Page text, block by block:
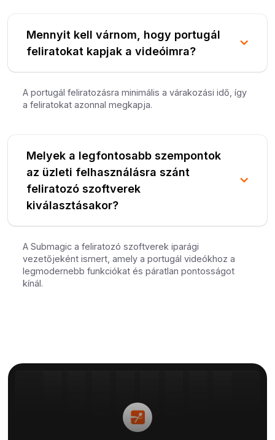
Mennyit kell várnom, hogy portugál
feliratokat kapjak a videóimra?
A portugál feliratozásra minimális a várakozási idő, így
a feliratokat azonnal megkapja.
Melyek a legfontosabb szempontok
az üzleti felhasználásra szánt
feliratozó szoftverek
kiválasztásakor?
A Submagic a feliratozó szoftverek iparági
vezetőjeként ismert, amely a portugál videókhoz a
legmodernebb funkciókat és páratlan pontosságot
kínál.